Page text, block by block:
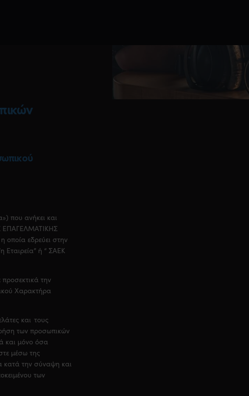
που ανήκει και
οποία εδρεύει στην
ή “ ΣΑΕΚ
την
Χαρακτήρα
και τους
των προσωπικών
και μόνο όσα
μέσω της
κατά την σύναψη και
των